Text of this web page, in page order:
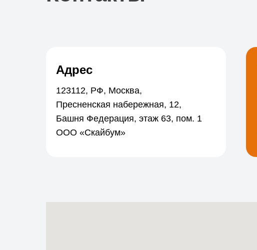
Адрес
123112, РФ, Москва,
Пресненская набережная, 12,
Башня Федерация, этаж 63, пом. 1
ООО «Скайбум»